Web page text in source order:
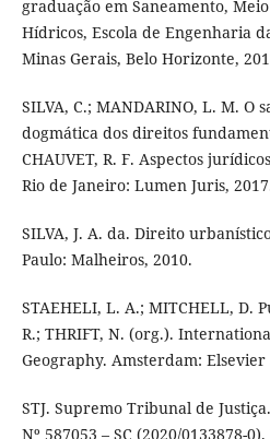
graduação em Saneamento,
Hídricos, Escola de Engenharia
Minas Gerais, Belo Horizonte,
SILVA, C.; MANDARINO, L. M. O
dogmática dos direitos
CHAUVET, R. F. Aspectos
Rio de Janeiro: Lumen Juris,
SILVA, J. A. da. Direito
Paulo: Malheiros, 2010.
STAEHELI, L. A.; MITCHELL, D.
R.; THRIFT, N. (org.).
Geography. Amsterdam: Elsevier
STJ. Supremo Tribunal de
Nº 587053 – SC (2020/0133878-